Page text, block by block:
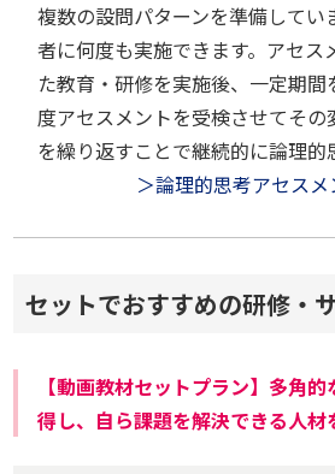
複数の設問パターンを準備してい
者に何度も実施できます。アセス
た教育・研修を実施後、一定期
度アセスメントを受検させてそ
を繰り返すことで継続的に論理的
＞論理的思考アセス
セットでおすすめの研修・
【動画教材セットプラン】多角
得し、自ら課題を解決できる人材